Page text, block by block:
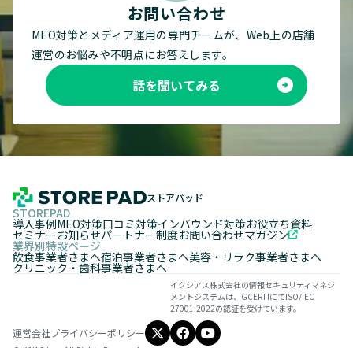
お問い合わせ
MEO対策とメディア運用の専門チームが、Web上の店舗
運営のお悩みや不明点にお答えします。
話を聞いてみる
ストアパッド
STOREPAD
導入事例MEO対策口コミ対策インバウンド対策お役立ち資料
セミナーお知らせパートナー制度お問い合わせマガジン
業界別特設ページ
飲食事業者さまへ宿泊事業者さまへ美容・リラク事業者さまへ
クリニック・歯科事業者さまへ
運営会社プライバシーポリシー
イクシアス株式会社の情報セキュリティマネジ
メントシステムは、GCERTIにてISO/IEC
27001:2022の認証を受けています。